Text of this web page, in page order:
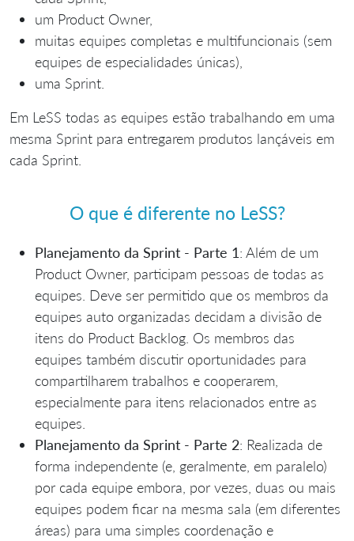
um Product Owner,
muitas equipes completas e multifuncionais (sem
equipes de especialidades únicas),
uma Sprint.
Em LeSS todas as equipes estão trabalhando em uma
mesma Sprint para entregarem produtos lançáveis em
cada Sprint.
O que é diferente no LeSS?
Planejamento da Sprint - Parte 1: Além de um
Product Owner, participam pessoas de todas as
equipes. Deve ser permitido que os membros da
equipes auto organizadas decidam a divisão de
itens do Product Backlog. Os membros das
equipes também discutir oportunidades para
compartilharem trabalhos e cooperarem,
especialmente para itens relacionados entre as
equipes.
Planejamento da Sprint - Parte 2: Realizada de
forma independente (e, geralmente, em paralelo)
por cada equipe embora, por vezes, duas ou mais
equipes podem ficar na mesma sala (em diferentes
áreas) para uma simples coordenação e